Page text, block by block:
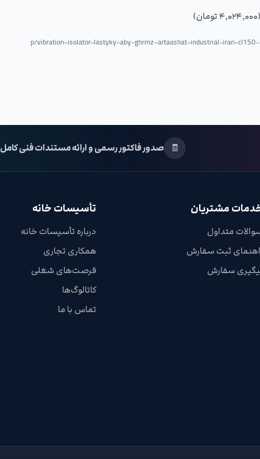
vibration-isolator-lastyky-aby-ghrmz-artaashat-industrial-iran-
🧾 صدور فاکتور رسمی و ارائه مستندات فنی کامل
مشتریان
متداول
ثبت سفارش
سفارش
تأسیسات خانه
درباره تأسیسات خانه
همکاری تجاری
فرصت‌های شغلی
کاتالوگ‌ها
تماس با ما